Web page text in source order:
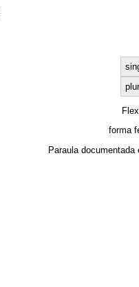
forma
Paraula